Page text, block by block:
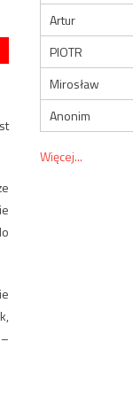
Artur
PIOTR
Mirosław
Anonim
Więcej...